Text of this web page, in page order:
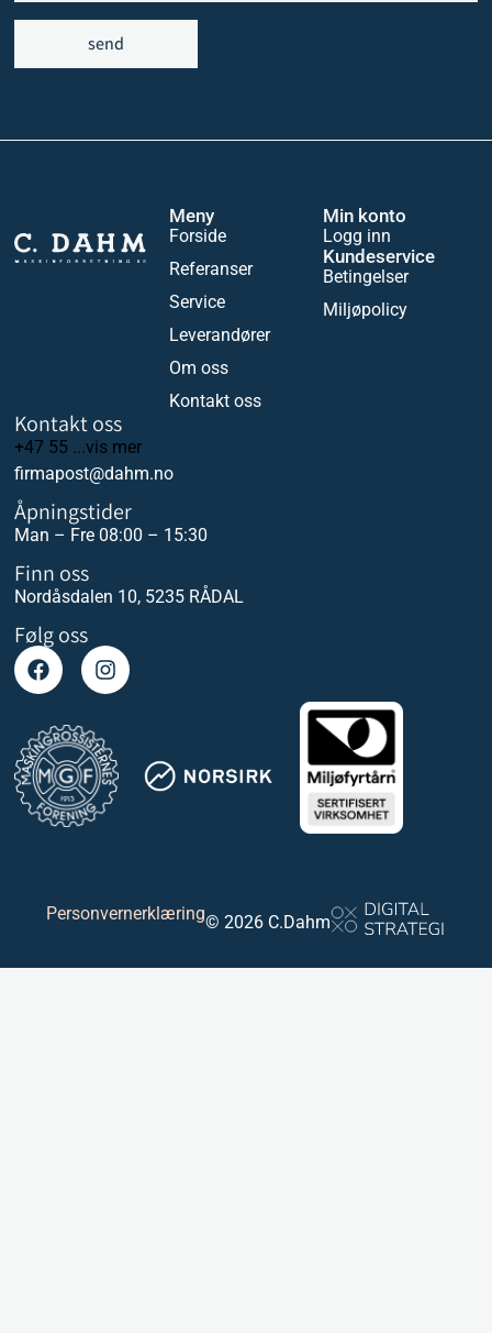
send
Meny
Forside
Referanser
Service
Leverandører
Om oss
Kontakt oss
Min konto
Logg inn
Kundeservice
Betingelser
Miljøpolicy
Kontakt oss
+47 55 ...vis mer
firmapost@dahm.no
Åpningstider
Man – Fre 08:00 – 15:30
Finn oss
Nordåsdalen 10, 5235 RÅDAL
Følg oss
Personvernerklæring© 2026 C.Dahm